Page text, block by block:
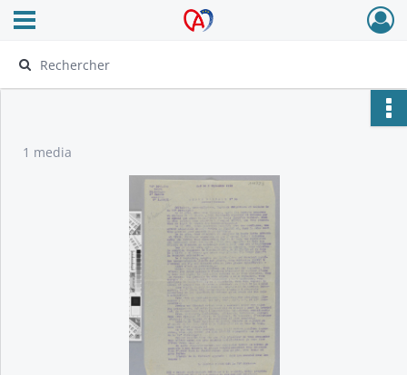
Archives Alsace - Colmar
Ouvrir le menu déroulant
1 media